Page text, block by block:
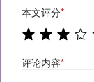
本文评分*
评论内容*